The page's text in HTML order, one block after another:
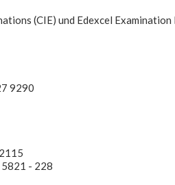
(CIE) und Edexcel Examination
9290
5821 - 228